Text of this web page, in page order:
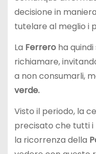
decisione in
tutelare al meglio i
La Ferreroha quindi
richiamare,
a non consumarli,
verde.
Visto il periodo, la
precisato che tutti i
la ricorrenza della